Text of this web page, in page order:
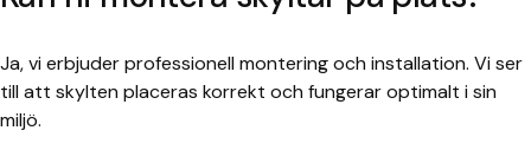
Ja, vi erbjuder professionell montering och installation. Vi ser
till att skylten placeras korrekt och fungerar optimalt i sin
miljö.